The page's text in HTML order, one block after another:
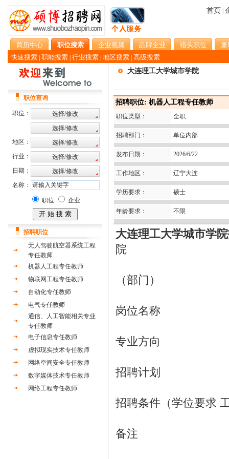
首页
简历中心 职位搜索 企业视频 品牌企业 猎头职位
兼
快速搜索 职能搜索 行业搜索 地区搜索 高级搜索
职位查询
职位：
地区：
行业：
日期：
名称：
职位 企业
招聘职位
无人驾驶航空器系统工程
专任教师
机器人工程专任教师
物联网工程专任教师
自动化专任教师
电气专任教师
通信、人工智能相关专业
专任教师
电子信息专任教师
虚拟现实技术专任教师
网络空间安全专任教师
数字媒体技术专任教师
网络工程专任教师
大连理工大学城市学院
招聘职位: 机器人工程专任教师
职位类型： 全职
招聘部门： 单位内部
发布日期： 2026/6/22
工作地区： 辽宁大连
学历要求： 硕士
年龄要求： 不限
大连理工大学城市学
院
（部门）
岗位名称
专业方向
招聘计划
招聘条件（学位要求
备注